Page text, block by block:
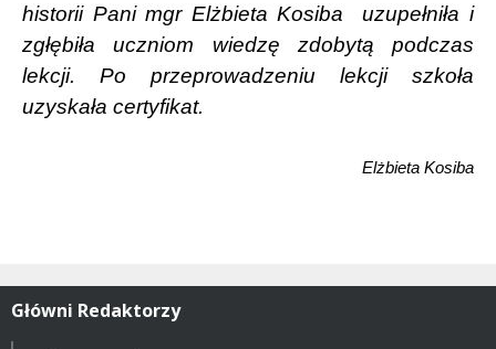
historii Pani mgr Elżbieta Kosiba
uzupełniła i
zgłębiła uczniom wiedzę zdobytą podczas
lekcji. Po przeprowadzeniu lekcji szkoła
uzyskała certyfikat.
Elżbieta Kosiba
Główni Redaktorzy